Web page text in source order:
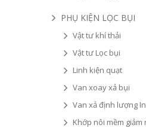
PHỤ KIỆN LỌC BỤI
Vật tư khí thải
Vật tư Lọc bụi
Linh kiện quạt
Van xoay xả bụi
Van xả định lượng
Khớp nôi mềm giảm